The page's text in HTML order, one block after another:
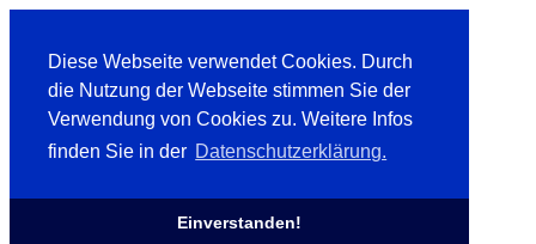
Diese Webseite verwendet Cookies. Durch
die Nutzung der Webseite stimmen Sie der
Verwendung von Cookies zu. Weitere Infos
finden Sie in der Datenschutzerklärung.
Einverstanden!